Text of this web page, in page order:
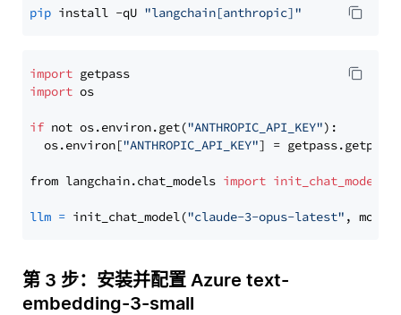
pip install -qU "langchain[anthropic]"
import
import os
if not os.environ.get("ANTHROPIC_API_KEY"):
  os.environ[
"ANTHROPIC_API_KEY"] = getpass.getpass(
from langchain.chat_models import init_chat_model
llm = init_chat_model("claude-3-opus-latest" ,
第 3 步：安装并配置 Azure text-
embedding-3-small